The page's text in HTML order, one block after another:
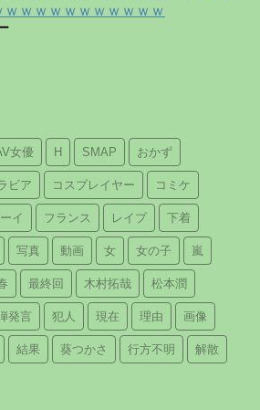
ｗｗｗｗｗｗｗｗｗｗｗ
女優 H SMAP おかず
ビア コスプレイヤー コミケ
イ フランス レイプ 下着
写真 動画 女 女の子 嵐
最終回 木村拓哉 松本潤
発言 犯人 現在 理由 画像
結果 葵つかさ 行方不明 解散